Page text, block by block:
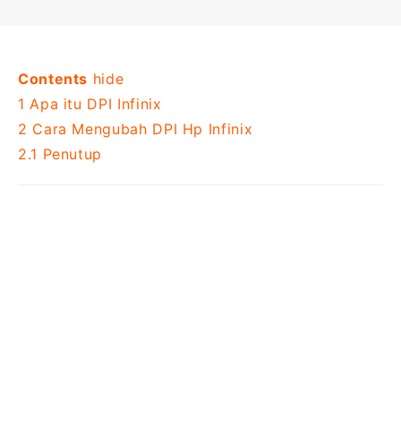
Contents hide
1 Apa itu DPI Infinix
2 Cara Mengubah DPI Hp Infinix
2.1 Penutup